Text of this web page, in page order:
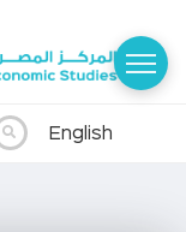
English